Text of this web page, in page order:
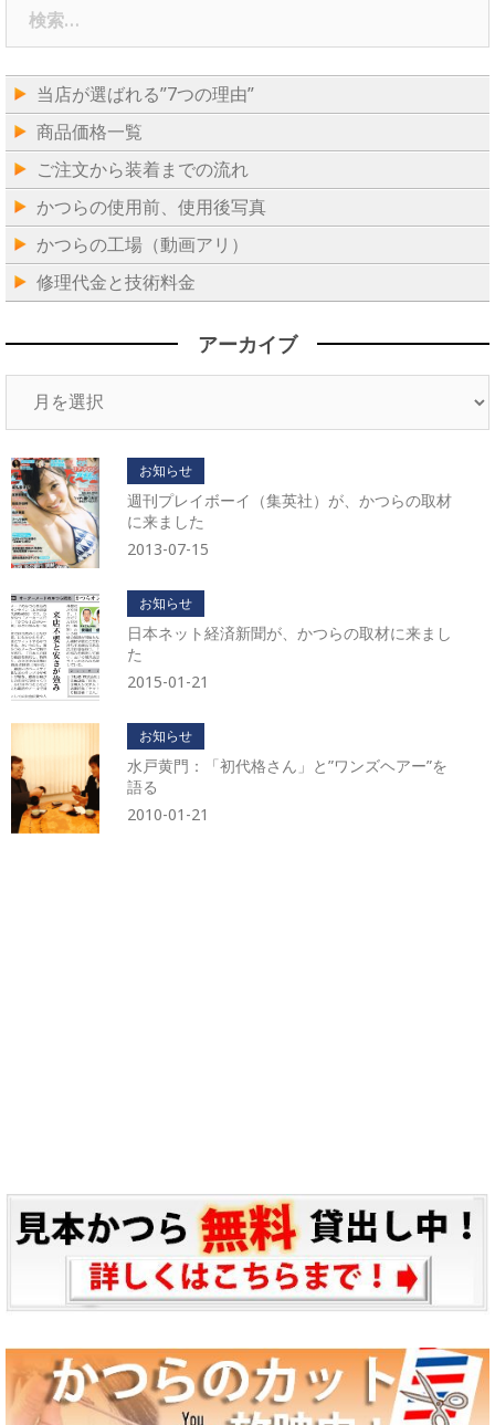
当店が選ばれる”7つの理由”
商品価格一覧
ご注文から装着までの流れ
かつらの使用前、使用後写真
かつらの工場（動画アリ）
修理代金と技術料金
アーカイブ
イ
ブ
お知らせ
週刊プレイボーイ（集英社）が、かつらの取材
に来ました
2013-07-15
お知らせ
日本ネット経済新聞が、かつらの取材に来まし
た
2015-01-21
お知らせ
水戸黄門：「初代格さん」と”ワンズヘアー”を
語る
2010-01-21